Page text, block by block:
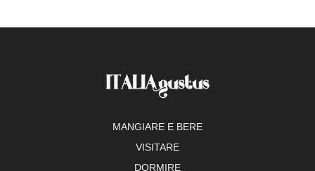
MANGIARE E BERE
VISITARE
DORMIRE